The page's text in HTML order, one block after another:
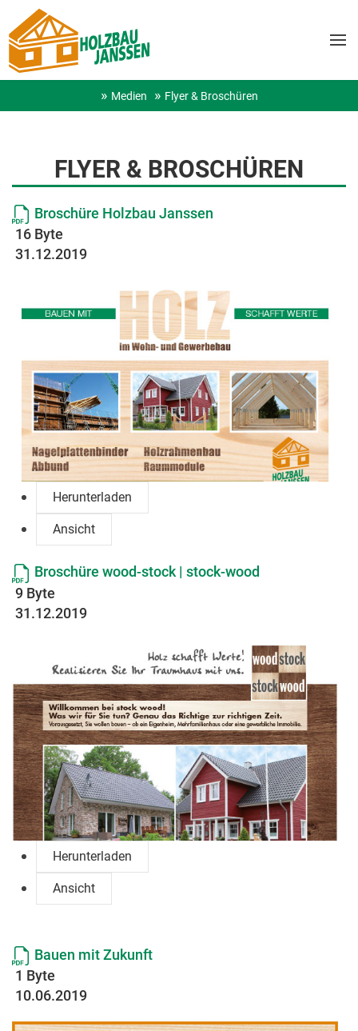
Medien Flyer & Broschüren
FLYER & BROSCHÜREN
Broschüre Holzbau Janssen
16 Byte
31.12.2019
Herunterladen
Ansicht
Broschüre wood-stock | stock-wood
9 Byte
31.12.2019
Herunterladen
Ansicht
Bauen mit Zukunft
1 Byte
10.06.2019